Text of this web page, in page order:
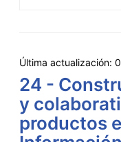
Última actualización:
24 -
y
productos